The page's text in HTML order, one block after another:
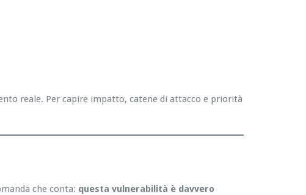
reale. Per capire impatto, catene di attacco e priorità
che conta: questa vulnerabilità è davvero